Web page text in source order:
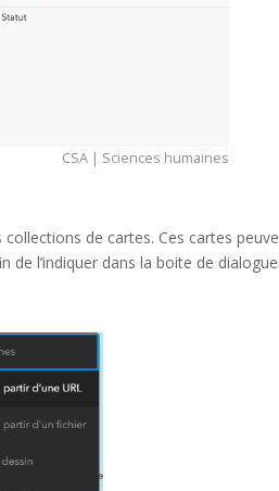
CSA | Sciences humaines
de cartes. Ces cartes
l’indiquer dans la boite de